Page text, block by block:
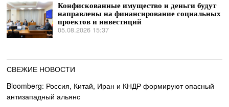
Конфискованные имущество и деньги будут
направлены на финансирование социальных
проектов и инвестиций
05.08.2026 15:37
СВЕЖИЕ НОВОСТИ
Bloomberg: Россия, Китай, Иран и КНДР формируют опасный
антизападный альянс